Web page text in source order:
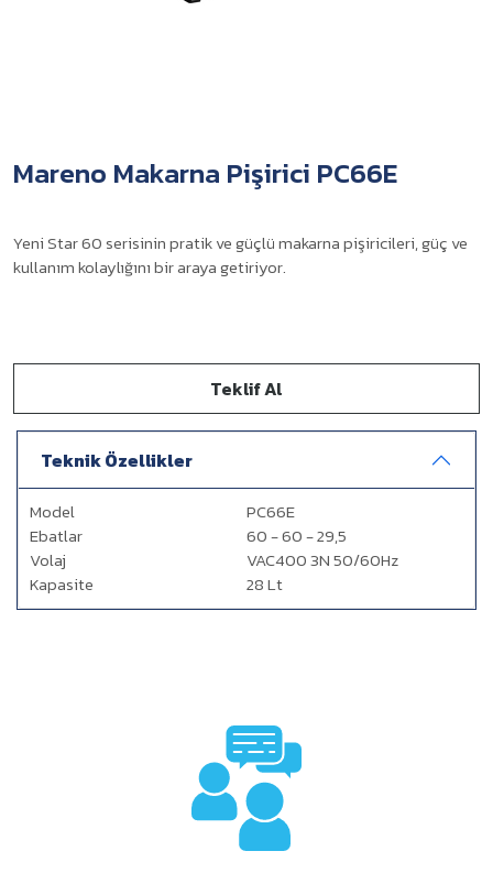
Mareno Makarna Pişirici PC66E
Yeni Star 60 serisinin pratik ve güçlü makarna pişiricileri, güç ve
kullanım kolaylığını bir araya getiriyor.
Teklif Al
Teknik Özellikler
Model
PC66E
Ebatlar
60 - 60 - 29,5
Volaj
VAC400 3N 50/60Hz
Kapasite
28 Lt